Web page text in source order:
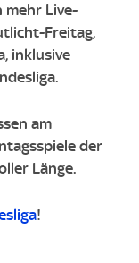
mehr Live-
Freitag,
inklusive
am
der
Länge.
!